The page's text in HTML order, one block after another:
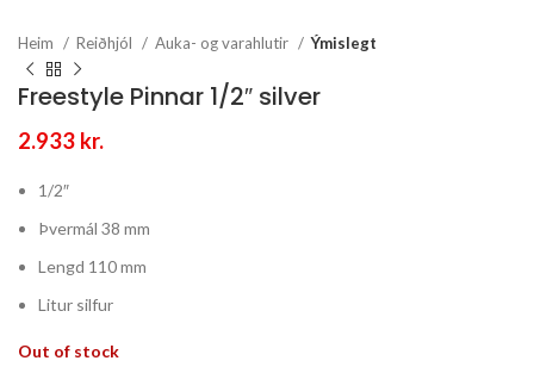
Heim Reiðhjól Auka- og varahlutir Ýmislegt
Freestyle Pinnar 1/2″ silver
2.933 kr.
1/2″
Þvermál 38 mm
Lengd 110 mm
Litur silfur
Out of stock